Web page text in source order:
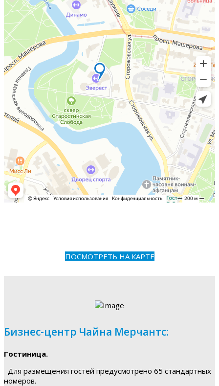
ПОСМОТРЕТЬ НА КАРТЕ
Бизнес-центр Чайна Мерчантс:
Гостиница.
Для размещения гостей предусмотрено 65 стандартных
номеров.